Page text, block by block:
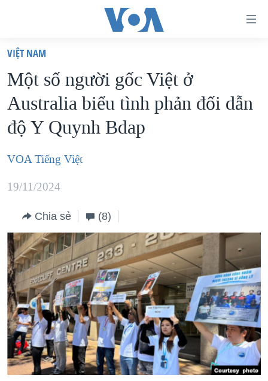
truy
cập
Tới
nội
dung
chính
điều
hướng
chính
Đi
tới
"Tìm"
VIỆT NAM
HOA KỲ
BIỂN ĐÔNG
THẾ GIỚI
DIỄN ĐÀN
MỤC
TỰ DO BÁO CHÍ
VẠCH TRẦN TIN GIẢ
NGƯỜI VIỆT HẢI NGOẠI
ĐỜI SỐNG
KINH TẾ
KHOA HỌC
SỨC KHOẺ
CHUYÊN ĐỀ
CHIẾN TRANH THƯƠNG MẠI CỦA MỸ: QUÁ KHỨ VÀ HIỆN
TẠI
HÀNH TRÌNH BẦU CỬ 2024
MỘT NĂM CHIẾN TRANH TẠI DẢI GAZA
GIẢI MÃ VÀNH ĐAI & CON ĐƯỜNG
NGÀY TỊ NẠN THẾ GIỚI
HỌC TIẾNG ANH
VIDEO
NGHE
MẠNG XÃ HỘI
VIỆT NAM
Một số người gốc Việt ở
Australia biểu tình phản đối dẫn
độ Y Quynh Bdap
VOA Tiếng Việt
19/11/2024
Chia sẻ (8)